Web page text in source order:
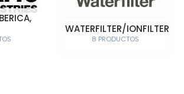
WATERFILTER/IONFILTER
8 PRODUCTOS